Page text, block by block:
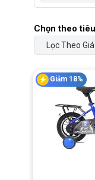
Lọc Theo Giá
Giảm 18%